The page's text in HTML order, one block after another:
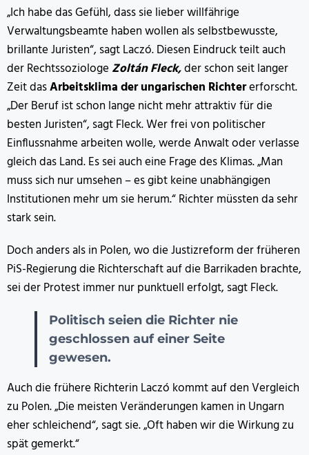
„Ich habe das Gefühl, dass sie lieber willfährige
Verwaltungsbeamte haben wollen als selbstbewusste,
brillante Juristen“, sagt Laczó. Diesen Eindruck teilt auch
der Rechtssoziologe Zoltán Fleck,der schon seit langer
Zeit dasArbeitsklima der ungarischen Richtererforscht.
„Der Beruf ist schon lange nicht mehr attraktiv für die
besten Juristen“, sagt Fleck. Wer frei von politischer
Einflussnahme arbeiten wolle, werde Anwalt oder verlasse
gleich das Land. Es sei auch eine Frage des Klimas. „Man
muss sich nur umsehen – es gibt keine unabhängigen
Institutionen mehr um sie herum.“ Richter müssten da sehr
stark sein.
Doch anders als in Polen, wo die Justizreform der früheren
PiS-Regierung die Richterschaft auf die Barrikaden brachte,
sei der Protest immer nur punktuell erfolgt, sagt Fleck.
Politisch seien die Richter nie
geschlossen auf einer Seite
gewesen.
Auch die frühere Richterin Laczó kommt auf den Vergleich
zu Polen. „Die meisten Veränderungen kamen in Ungarn
eher schleichend“, sagt sie. „Oft haben wir die Wirkung zu
spät gemerkt.“